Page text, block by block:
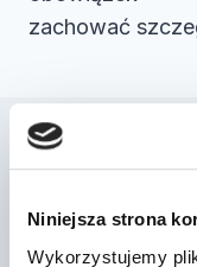
Niniejsza strona
Wykorzystujemy
zachować